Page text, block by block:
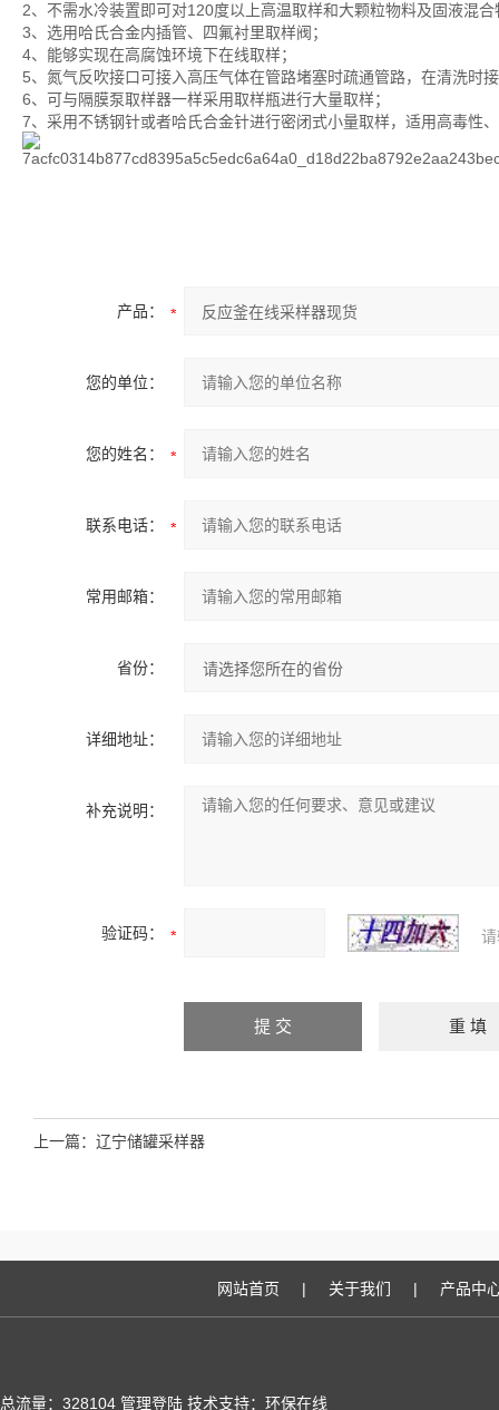
2、不需水冷装置即可对120度以上高温取样和大颗粒物料及固液混合
3、选用哈氏合金内插管、四氟衬里取样阀；
4、能够实现在高腐蚀环境下在线取样；
5、氮气反吹接口可接入高压气体在管路堵塞时疏通管路，在清洗时
6、可与隔膜泵取样器一样采用取样瓶进行大量取样；
7、采用不锈钢针或者哈氏合金针进行密闭式小量取样，适用高毒性
产品：
您的单位：
您的姓名：
联系电话：
常用邮箱：
省份：
详细地址：
补充说明：
验证码：
上一篇： 辽宁储罐采样器
网站首页 | 关于我们 | 产品中
总流量：328104 管理登陆 技术支持： 环保在线